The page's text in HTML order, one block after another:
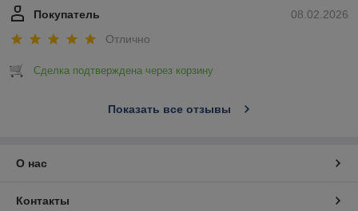
08.02.2026
Покупатель
Отлично
Сделка подтверждена через корзину
Показать все отзывы
О нас
Контакты